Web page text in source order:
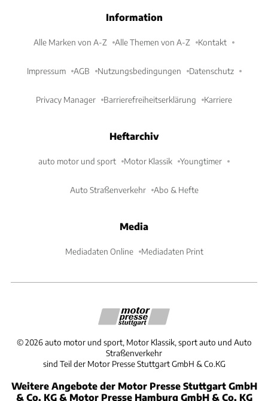
Information
Alle Marken von A-Z Alle Themen von A-Z Kontakt
Impressum AGB Nutzungsbedingungen Datenschutz
Privacy Manager Barrierefreiheitserklärung Karriere
Heftarchiv
auto motor und sport Motor Klassik Youngtimer
Auto Straßenverkehr Abo & Hefte
Media
Mediadaten Online Mediadaten Print
©2026 auto motor und sport, Motor Klassik, sport auto und Auto
Straßenverkehr
sind Teil der Motor Presse Stuttgart GmbH & Co.KG
Weitere Angebote der Motor Presse Stuttgart GmbH
& Co. KG & Motor Presse Hamburg GmbH & Co. KG